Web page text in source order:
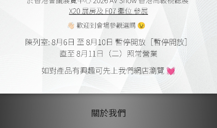
尚未有任何評價
關於我們